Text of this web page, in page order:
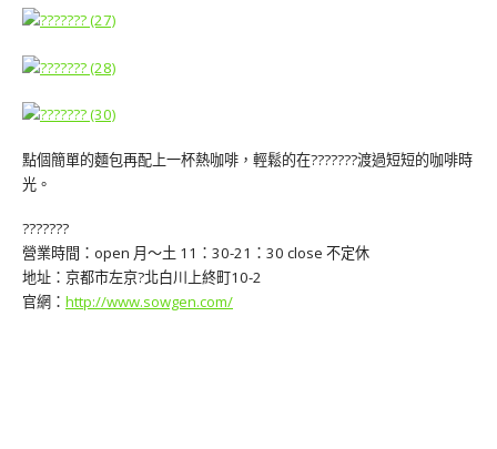
點個簡單的麵包再配上一杯熱咖啡，輕鬆的在???????渡過短短的咖啡時
光。
???????
營業時間：open 月～土 11：30-21：30 close 不定休
地址：京都市左京?北白川上終町10-2
官網： http://www.sowgen.com/